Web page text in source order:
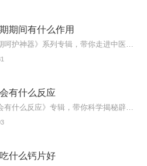
期间有什么作用
有什么反应
什么钙片好